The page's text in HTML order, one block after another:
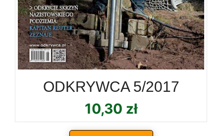
ODKRYWCA 5/2017
10,30 zł